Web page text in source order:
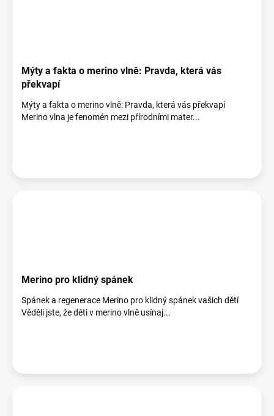
Mýty a fakta o merino vlně: Pravda, která vás
překvapí
Mýty a fakta o merino vlně: Pravda, která vás překvapí
Merino vlna je fenomén mezi přírodními mater...
Merino pro klidný spánek
Spánek a regenerace Merino pro klidný spánek vašich dětí
Věděli jste, že děti v merino vlně usínaj...